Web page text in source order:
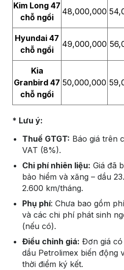
Kim Long 47
chỗ ngồi
48,000,000
Hyundai 47
chỗ ngồi
49,000,000
Kia
Granbird 47
chỗ ngồi
50,000,000
* Lưu ý:
Thuế GTGT: Báo giá trên
VAT (8%).
Chi phí nhiên liệu: Giá đã
bảo hiểm và xăng – dầu
2.600 km/tháng.
Phụ phí: Chưa bao gồm
và các chi phí phát sinh
(nếu có).
Điều chỉnh giá: Đơn giá
dầu Petrolimex biến động
thời điểm ký kết.